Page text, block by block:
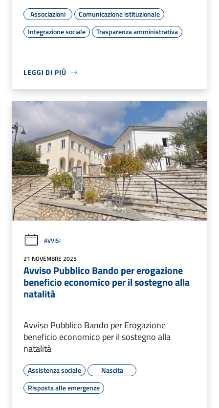
Associazioni
Comunicazione istituzionale
Integrazione sociale
Trasparenza amministrativa
LEGGI DI PIÙ
AVVISI
21 NOVEMBRE 2025
Avviso Pubblico Bando per erogazione
beneficio economico per il sostegno alla
natalità
Avviso Pubblico Bando per Erogazione
beneficio economico per il sostegno alla
natalità
Assistenza sociale
Nascita
Risposta alle emergenze